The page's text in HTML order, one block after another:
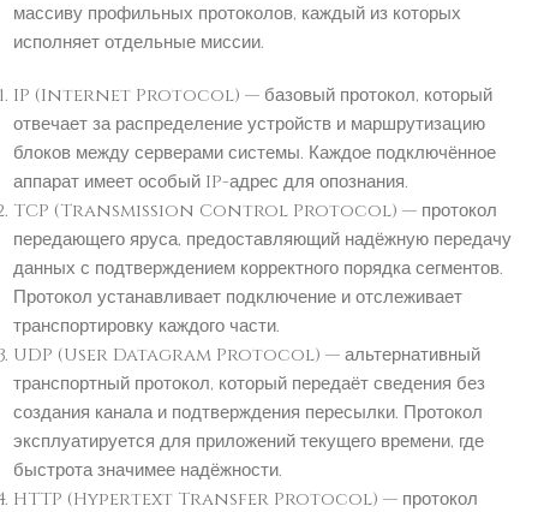
массиву профильных протоколов, каждый из которых
исполняет отдельные миссии.
IP (Internet Protocol) — базовый протокол, который
отвечает за распределение устройств и маршрутизацию
блоков между серверами системы. Каждое подключённое
аппарат имеет особый IP-адрес для опознания.
TCP (Transmission Control Protocol) — протокол
передающего яруса, предоставляющий надёжную передачу
данных с подтверждением корректного порядка сегментов.
Протокол устанавливает подключение и отслеживает
транспортировку каждого части.
UDP (User Datagram Protocol) — альтернативный
транспортный протокол, который передаёт сведения без
создания канала и подтверждения пересылки. Протокол
эксплуатируется для приложений текущего времени, где
быстрота значимее надёжности.
HTTP (Hypertext Transfer Protocol) — протокол